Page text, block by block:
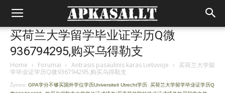
买荷兰大学留学毕业证学历Q微
936794295,购买乌得勒支
Home › Forumai › Antrasis pasaulinis karas Lietuvoje › 买荷兰大学留
学毕业证学历Q微936794295,购买乌得勒支
Žymos: GPA学分不够买国外学位学历Universiteit Utrecht学历 买荷兰大学留学毕业证学历Q